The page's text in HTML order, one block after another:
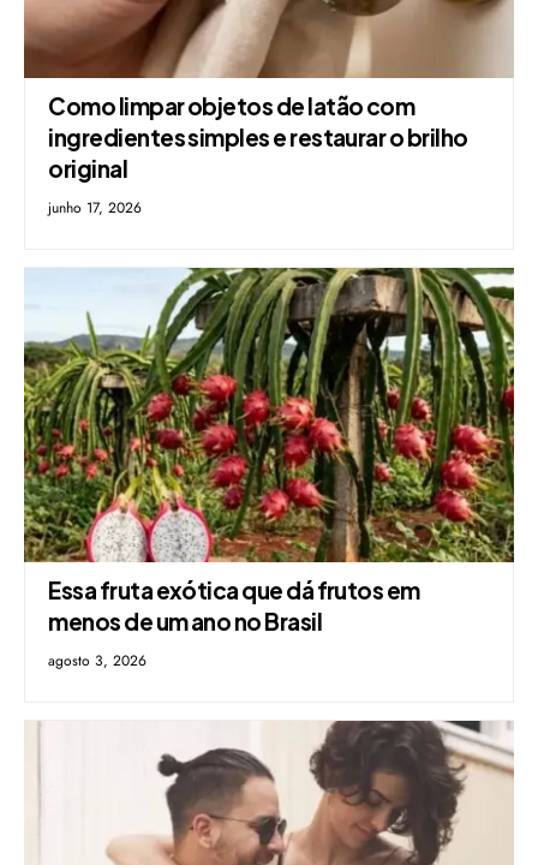
Como limpar objetos de latão com
ingredientes simples e restaurar o brilho
original
junho 17, 2026
Essa fruta exótica que dá frutos em
menos de um ano no Brasil
agosto 3, 2026